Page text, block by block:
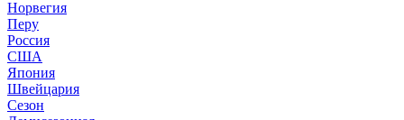
Норвегия
Перу
Россия
США
Япония
Швейцария
Сезон